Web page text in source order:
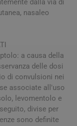
dalla via di
nasaleo
a causa della
delle dosi
di convulsioni nei
associate all'uso
levomentolo e
divise per
sono definite